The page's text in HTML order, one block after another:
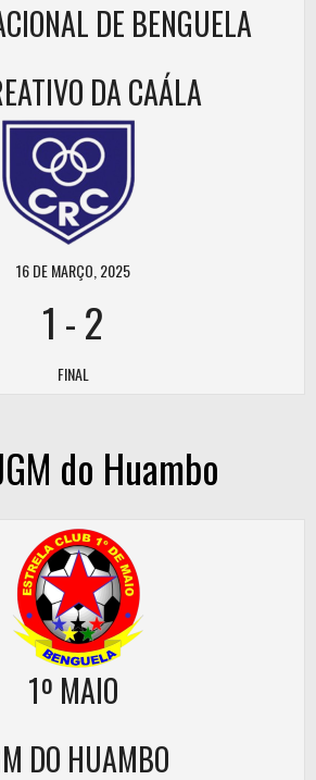
DE BENGUELA
DA CAÁLA
16 DE MARÇO, 2025
1 -2
FINAL
do Huambo
1º MAIO
DO HUAMBO